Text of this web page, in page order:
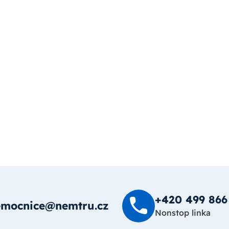
+420 499
Nonstop linka